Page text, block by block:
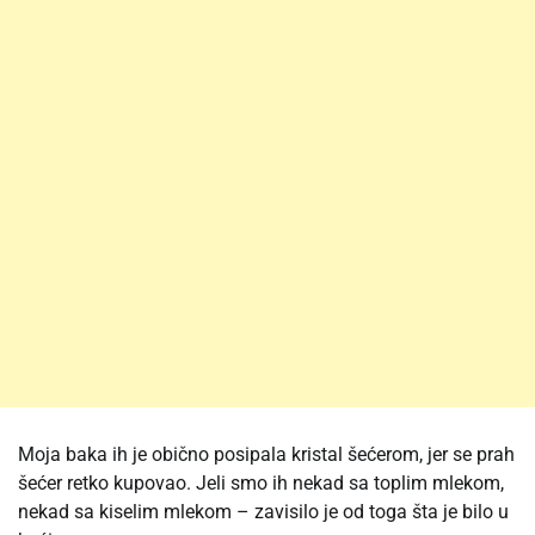
Moja baka ih je obično posipala kristal šećerom, jer se prah
šećer retko kupovao. Jeli smo ih nekad sa toplim mlekom,
nekad sa kiselim mlekom – zavisilo je od toga šta je bilo u